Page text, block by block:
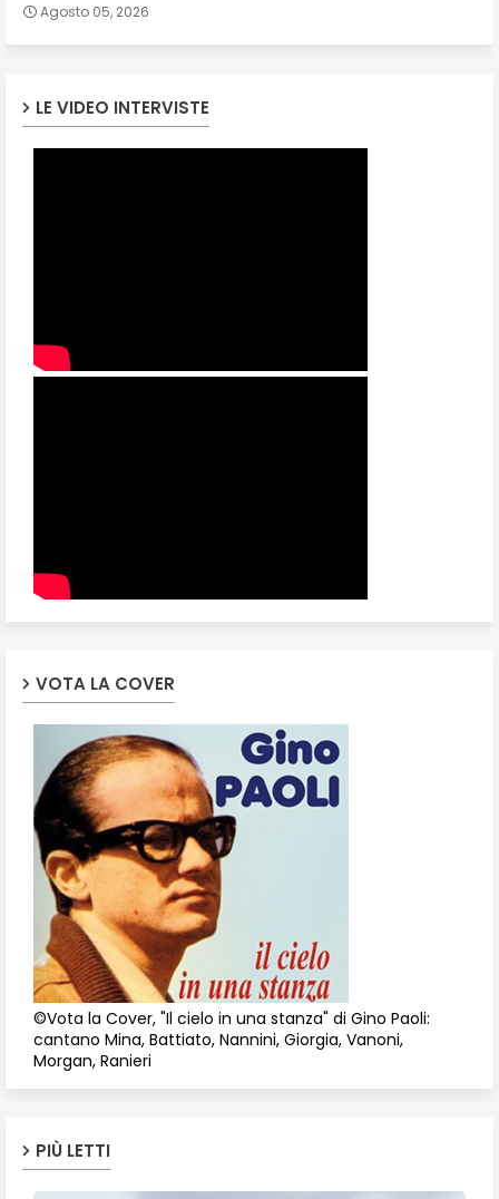
Agosto 05, 2026
LE VIDEO INTERVISTE
VOTA LA COVER
©Vota la Cover, "Il cielo in una stanza" di Gino Paoli:
cantano Mina, Battiato, Nannini, Giorgia, Vanoni,
Morgan, Ranieri
PIÙ LETTI